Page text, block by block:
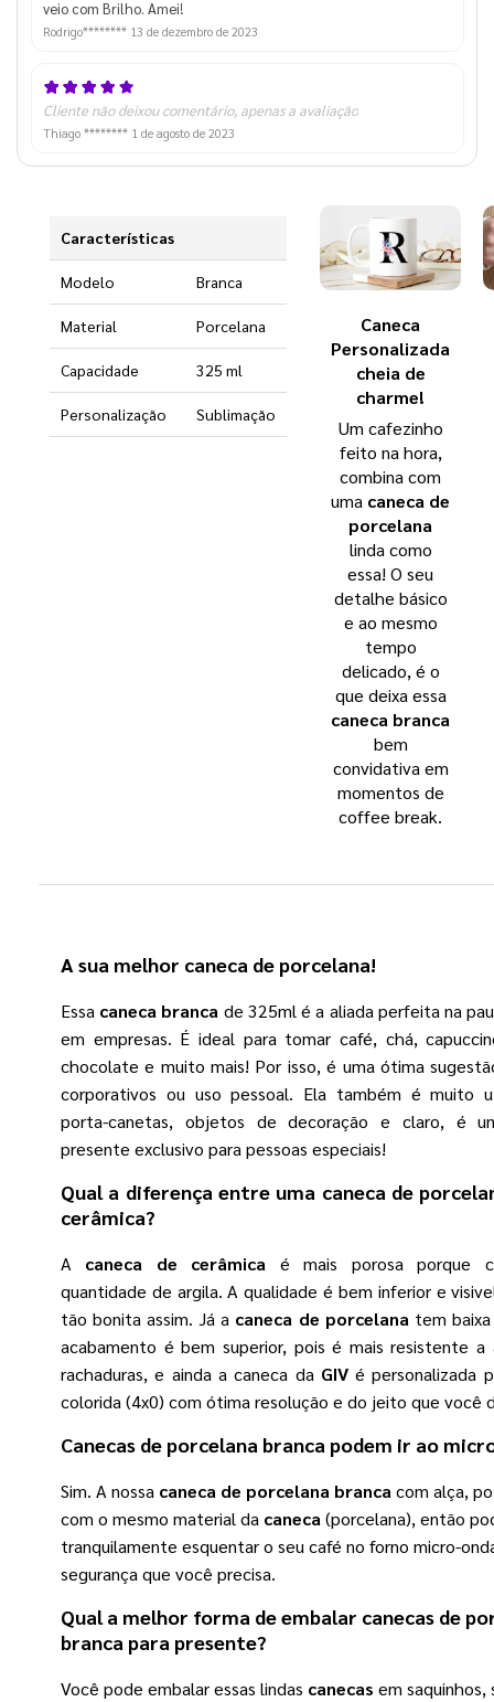
veio com Brilho. Amei!
Rodrigo******** 13 de dezembro de 2023
Cliente não deixou comentário, apenas a avaliação
Thiago ******** 1 de agosto de 2023
Características
Modelo Branca
Material Porcelana
Capacidade 325 ml
Personalização Sublimação
Caneca
Personalizada
cheia de
charme!
Um cafezinho
feito na hora,
combina com
uma caneca de
porcelana
linda como
essa! O seu
detalhe básico
e ao mesmo
tempo
delicado, é o
que deixa essa
caneca branca
bem
convidativa em
momentos de
coffee break.
A sua melhor caneca de porcelana!
Essa caneca branca de 325ml é a aliada perfeita na
em empresas. É ideal para tomar café, chá,
chocolate e muito mais! Por isso, é uma ótima
corporativos ou uso pessoal. Ela também é muito
porta-canetas, objetos de decoração e claro, é
presente exclusivo para pessoas especiais!
Qual a diferença entre uma caneca de
cerâmica?
A caneca de cerâmica é mais porosa porque
quantidade de argila. A qualidade é bem inferior e
tão bonita assim. Já a caneca de porcelanatem baixa
acabamento é bem superior, pois é mais resistente a
rachaduras, e ainda a caneca da GIVé personalizada
colorida (4x0) com ótima resolução e do jeito que você
Canecas de porcelana branca podem ir ao
Sim. A nossa caneca de porcelana brancacom alça,
com o mesmo material da caneca(porcelana), então
tranquilamente esquentar o seu café no forno micro-
segurança que você precisa.
Qual a melhor forma de embalar canecas de
branca para presente?
Você pode embalar essas lindas canecas em saquinhos,